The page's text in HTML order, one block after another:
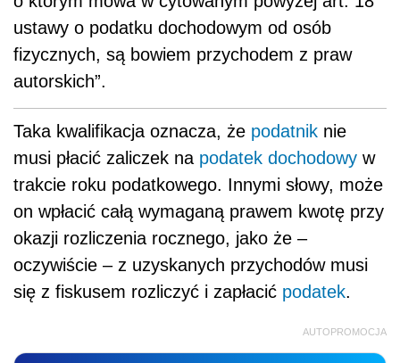
ustawy o podatku dochodowym od osób
fizycznych, są bowiem przychodem z praw
autorskich”.
Taka kwalifikacja oznacza, że podatnik nie
musi płacić zaliczek na podatek dochodowy w
trakcie roku podatkowego. Innymi słowy, może
on wpłacić całą wymaganą prawem kwotę przy
okazji rozliczenia rocznego, jako że –
oczywiście – z uzyskanych przychodów musi
się z fiskusem rozliczyć i zapłacić podatek.
AUTOPROMOCJA